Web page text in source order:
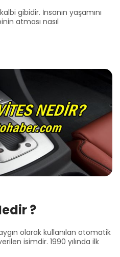
gibidir. İnsanın yaşamını
atması nasıl
?
olarak kullanılan otomatik
isimdir. 1990 yılında ilk